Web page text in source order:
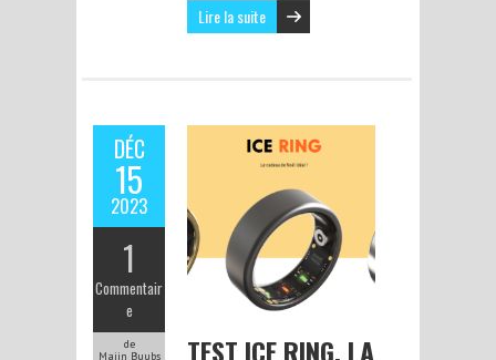
Lire la suite
DÉC
15
2023
1
Commentair
e
de
Majin Buubs
TEST ICE RING, LA